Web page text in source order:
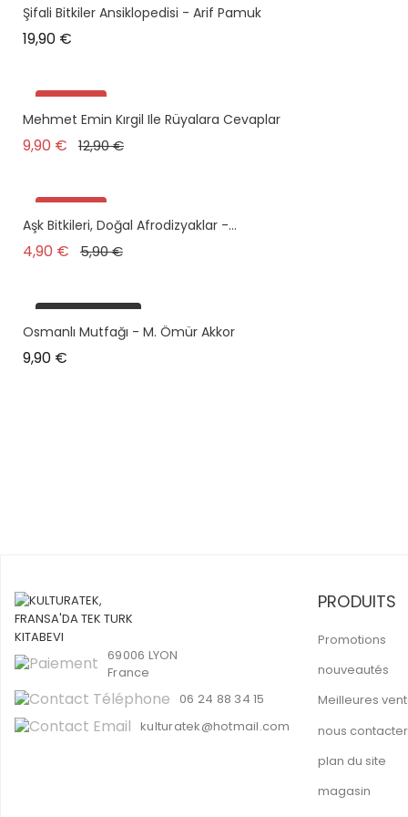
Şifali Bitkiler Ansiklopedisi - Arif Pamuk
19,90 €
Promo !
Mehmet Emin Kırgil Ile Rüyalara Cevaplar
9,90 € Prix de base
12,90 €Prix
Promo !
Aşk Bitkileri, Doğal Afrodizyaklar -...
4,90 € Prix de base
5,90 €Prix
plus en stock
Osmanlı Mutfağı - M. Ömür Akkor
9,90 €
69006 LYON
France
06 24 88 34 15
kulturatek@hotmail.com
PRODUITS
Promotions
nouveautés
Meilleures
nous contacter
plan du site
magasin